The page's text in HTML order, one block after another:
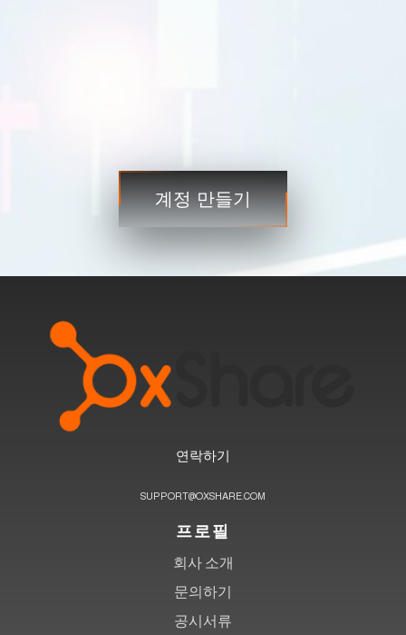
3단계거래
계정 만들기
연락하기
SUPPORT@OXSHARE.COM
프로필
회사 소개
문의하기
공시서류